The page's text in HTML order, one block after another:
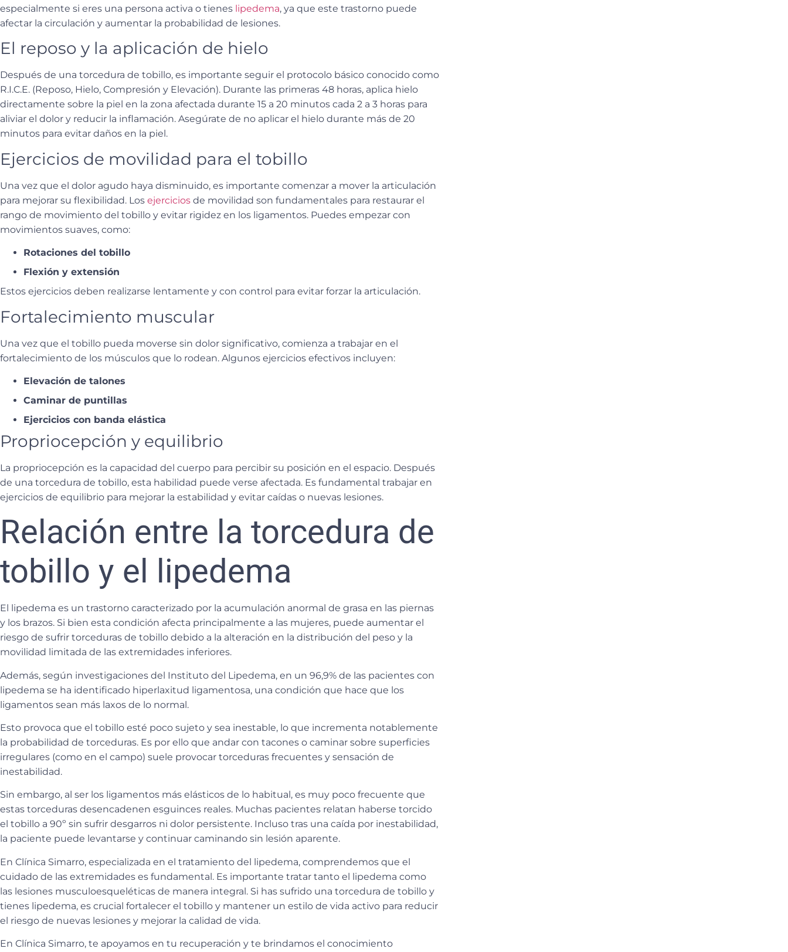
especialmente si eres una persona activa o tienes lipedema, ya que este trastorno puede
afectar la circulación y aumentar la probabilidad de lesiones.
El reposo y la aplicación de hielo
Después de una torcedura de tobillo, es importante seguir el protocolo básico conocido como
R.I.C.E. (Reposo, Hielo, Compresión y Elevación). Durante las primeras 48 horas, aplica hielo
directamente sobre la piel en la zona afectada durante 15 a 20 minutos cada 2 a 3 horas para
aliviar el dolor y reducir la inflamación. Asegúrate de no aplicar el hielo durante más de 20
minutos para evitar daños en la piel.
Ejercicios de movilidad para el tobillo
Una vez que el dolor agudo haya disminuido, es importante comenzar a mover la articulación
para mejorar su flexibilidad. Los ejercicios de movilidad son fundamentales para restaurar el
rango de movimiento del tobillo y evitar rigidez en los ligamentos. Puedes empezar con
movimientos suaves, como:
Rotaciones del tobillo
Flexión y extensión
Estos ejercicios deben realizarse lentamente y con control para evitar forzar la articulación.
Fortalecimiento muscular
Una vez que el tobillo pueda moverse sin dolor significativo, comienza a trabajar en el
fortalecimiento de los músculos que lo rodean. Algunos ejercicios efectivos incluyen:
Elevación de talones
Caminar de puntillas
Ejercicios con banda elástica
Propriocepción y equilibrio
La propriocepción es la capacidad del cuerpo para percibir su posición en el espacio. Después
de una torcedura de tobillo, esta habilidad puede verse afectada. Es fundamental trabajar en
ejercicios de equilibrio para mejorar la estabilidad y evitar caídas o nuevas lesiones.
Relación entre la torcedura de
tobillo y el lipedema
El lipedema es un trastorno caracterizado por la acumulación anormal de grasa en las piernas
y los brazos. Si bien esta condición afecta principalmente a las mujeres, puede aumentar el
riesgo de sufrir torceduras de tobillo debido a la alteración en la distribución del peso y la
movilidad limitada de las extremidades inferiores.
Además, según investigaciones del Instituto del Lipedema, en un 96,9% de las pacientes con
lipedema se ha identificado hiperlaxitud ligamentosa, una condición que hace que los
ligamentos sean más laxos de lo normal.
Esto provoca que el tobillo esté poco sujeto y sea inestable, lo que incrementa notablemente
la probabilidad de torceduras. Es por ello que andar con tacones o caminar sobre superficies
irregulares (como en el campo) suele provocar torceduras frecuentes y sensación de
inestabilidad.
Sin embargo, al ser los ligamentos más elásticos de lo habitual, es muy poco frecuente que
estas torceduras desencadenen esguinces reales. Muchas pacientes relatan haberse torcido
el tobillo a 90º sin sufrir desgarros ni dolor persistente. Incluso tras una caída por inestabilidad,
la paciente puede levantarse y continuar caminando sin lesión aparente.
En Clínica Simarro, especializada en el tratamiento del lipedema, comprendemos que el
cuidado de las extremidades es fundamental. Es importante tratar tanto el lipedema como
las lesiones musculoesqueléticas de manera integral. Si has sufrido una torcedura de tobillo y
tienes lipedema, es crucial fortalecer el tobillo y mantener un estilo de vida activo para reducir
el riesgo de nuevas lesiones y mejorar la calidad de vida.
En Clínica Simarro, te apoyamos en tu recuperación y te brindamos el conocimiento